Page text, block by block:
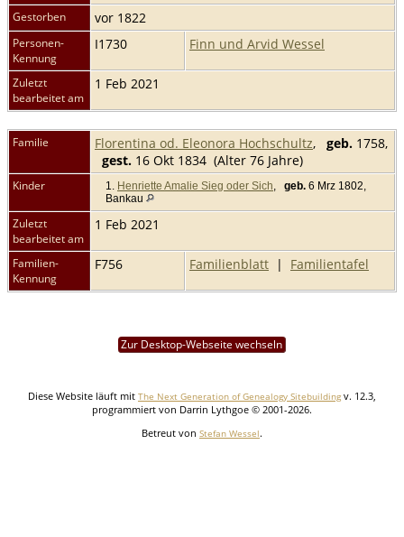
Gestorben vor 1822
Personen-
Kennung
I1730 Finn und Arvid Wessel
Zuletzt
bearbeitet am
1 Feb 2021
Familie Florentina od. Eleonora Hochschultz, geb. 1758,
gest. 16 Okt 1834 (Alter 76 Jahre)
Kinder 1. Henriette Amalie Sieg oder Sich, geb. 6 Mrz 1802,
Bankau
Zuletzt
bearbeitet am
1 Feb 2021
Familien-
Kennung
F756 Familienblatt | Familientafel
Zur Desktop-Webseite wechseln
Diese Website läuft mit The Next Generation of Genealogy Sitebuilding v. 12.3,
programmiert von Darrin Lythgoe © 2001-2026.
Betreut von Stefan Wessel.